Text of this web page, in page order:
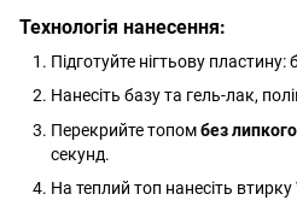
Технологія нанесення:
Підготуйте нігтьову
Нанесіть базу та гель-лак,
Перекрийте топомбез
секунд.
На теплий топ нанесіть